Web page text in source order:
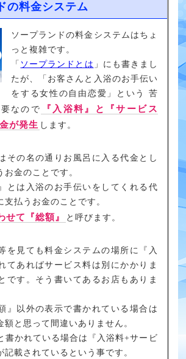
の料金システム
ソープランドの料金システムはちょ
っと複雑です。
「 ソープランドとは 」にも書きまし
たが、「お客さんと入浴のお手伝い
をする女性の自由恋愛」という 苦
なので
『入浴料』と『サービス
が発生 します。
その名の通りお風呂に入る代金とし
お金のことです。
とは入浴のお手伝いをしてくれる代
支払うお金のことです。
せて『総額』 と呼びます。
を見ても料金システムの場所に『入
てあればサービス料は別にかかりま
です。そう書いてあるお店もありま
』以外の表示で書かれている場合は
額と思って間違いありません。
書かれている場合は『入浴料+サービ
記載されているという事です。